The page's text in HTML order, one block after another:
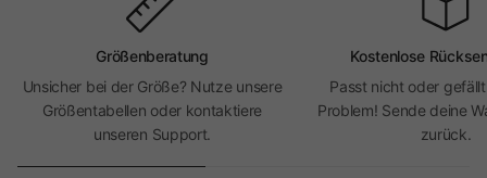
Größenberatung
Unsicher bei der Größe? Nutze unsere
Größentabellen oder kontaktiere
unseren Support.
Kostenlose
Passt nicht oder
Problem! Sende deine
zurück.